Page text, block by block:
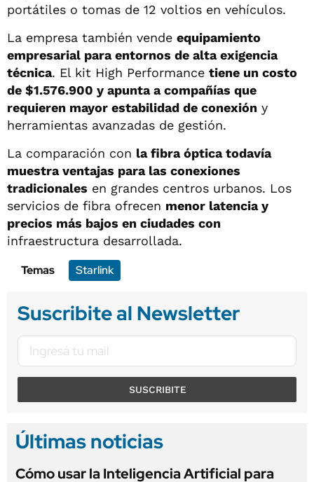
portátiles o tomas de 12 voltios en vehículos.
La empresa también vende equipamiento
empresarial para entornos de alta exigencia
técnica. El kit High Performance tiene un costo
de $1.576.900 y apunta a compañías que
requieren mayor estabilidad de conexión y
herramientas avanzadas de gestión.
La comparación con la fibra óptica todavía
muestra ventajas para las conexiones
tradicionales en grandes centros urbanos. Los
servicios de fibra ofrecen menor latencia y
precios más bajos en ciudades con
infraestructura desarrollada.
Temas
Starlink
Suscribite al Newsletter
SUSCRIBITE
Últimas noticias
Cómo usar la Inteligencia Artificial para